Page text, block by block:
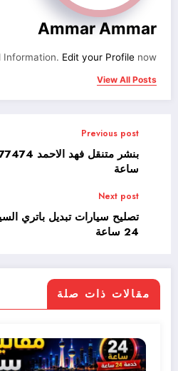
Ammar Ammar
Information. Edit your Profile now.
View All Posts
Previous post
ساعة
Next post
24 ساعة
مقالات ذات صلة